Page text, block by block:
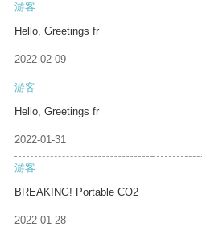
游客
Hello, Greetings fr
2022-02-09
游客
Hello, Greetings fr
2022-01-31
游客
BREAKING! Portable CO2
2022-01-28